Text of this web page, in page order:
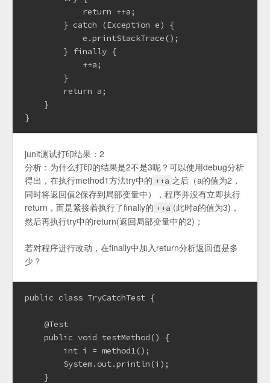
            return ++a;
        } catch (Exception e) {
            e.printStackTrace();
        } finally {
            ++a;
        }
        return a;
    }
junit测试打印结果：2
分析：为什么打印的结果是2不是3呢？可以使用debug分析
得出，在执行method1方法try中的 ++a 之后（a的值为2，
同时将返回值2保存到局部变量中），程序并没有立即执行
return，而是紧接着执行了finally的 ++a (此时a的值为3)，
然后再执行try中的return(返回局部变量中的2)；
若对程序进行改动，在finally中加入return分析返回值是多
少？
public class TryCatchTest {
    @Test
    public void testMethod() {
        int i = method1();
        System.out.println(i);
    }